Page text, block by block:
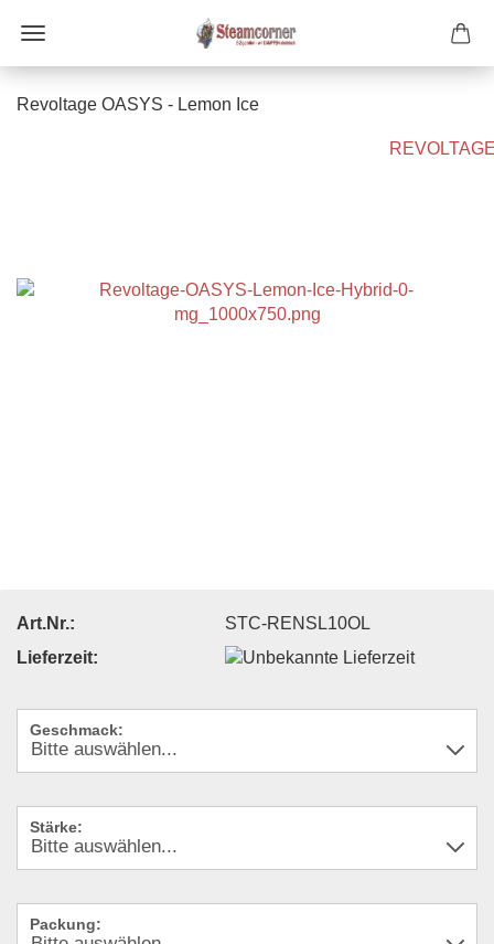
Revoltage OASYS - Lemon Ice
Art.Nr.:
STC-RENSL10OL
Lieferzeit:
Geschmack:
Stärke:
Packung: